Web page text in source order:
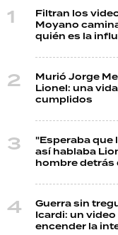
Filtran los
Moyano
quién es la
Murió Jorge
Lionel: una
cumplidos
"Esperaba que
así hablaba
hombre detrás
Guerra sin
Icardi: un
encender la